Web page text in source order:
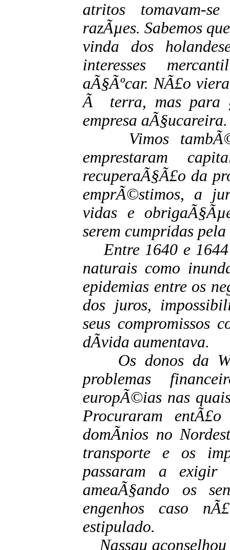
atritos tomavam-
razÃµes. Sabemos
vinda dos
interesses
aÃ§Ãºcar. NÃ£o
Ã terra, mas para
empresa aÃ§ucareira.
Vimos
emprestaram
recuperaÃ§Ã£o da
emprÃ©stimos, a
vidas e
serem cumpridas
Entre 1640 e 1644
naturais como
epidemias entre os
dos juros,
seus compromissos
dÃ­vida aumentava.
Os donos da
problemas
europÃ©ias nas
Procuraram
domÃ­nios no
transporte e os
passaram a exigir
ameaÃ§ando os
engenhos caso
estipulado.
Nassau aconselhou